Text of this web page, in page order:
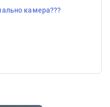
камера???